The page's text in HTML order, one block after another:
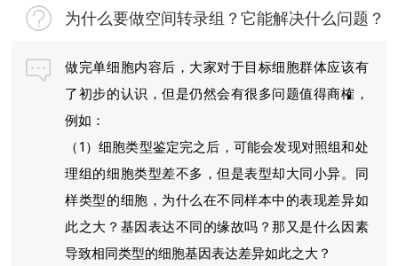
为什么要做空间转录组？它能解决什么问题？
做完单细胞内容后，大家对于目标细胞群体应该有
了初步的认识，但是仍然会有很多问题值得商榷，
例如：
（1）细胞类型鉴定完之后，可能会发现对照组和处
理组的细胞类型差不多，但是表型却大同小异。同
样类型的细胞，为什么在不同样本中的表现差异如
此之大？基因表达不同的缘故吗？那又是什么因素
导致相同类型的细胞基因表达差异如此之大？